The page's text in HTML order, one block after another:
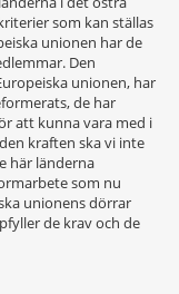
som kan ställas
unionen har de
Den
unionen, har
de har
att kunna vara med i
kraften ska vi inte
här länderna
som nu
unionens dörrar
de krav och de